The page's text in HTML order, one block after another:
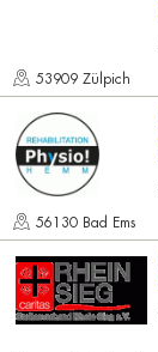
53909 Zülpich
56130 Bad Ems